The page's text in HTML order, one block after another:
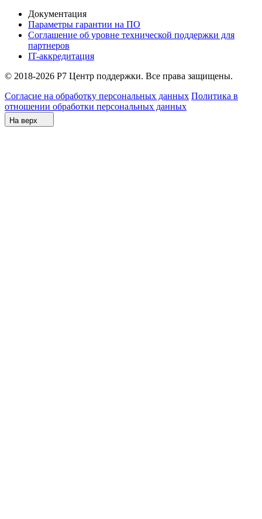
Документация
Параметры гарантии на ПО
Соглашение об уровне технической поддержки для
партнеров
IT-аккредитация
© 2018-2026 Р7 Центр поддержки. Все права защищены.
Согласие на обработку персональных данных Политика в
отношении обработки персональных данных
На верх